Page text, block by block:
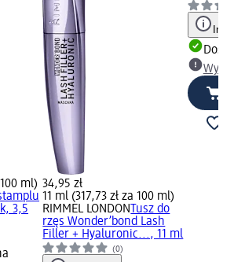
ml)
3,5
34,95 zł
11 ml (317,73 zł za 100 ml)
RIMMEL LONDON Tusz do
rzęs Wonder’bond Lash
Filler + Hyaluronic..., 11 ml
(0)